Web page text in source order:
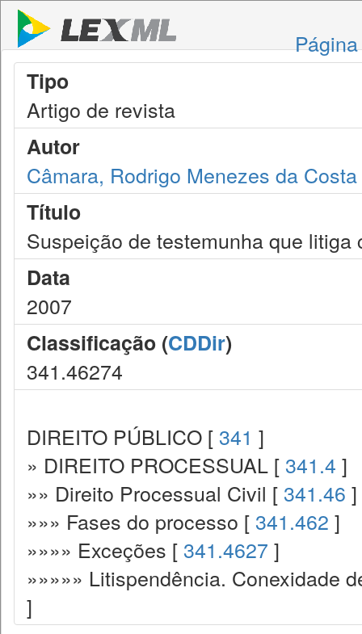
Tipo
Artigo de revista
Autor
Câmara, Rodrigo Menezes da Costa
Título
Suspeição de testemunha que
Data
2007
Classificação (CDDir)
341.46274
DIREITO PÚBLICO [ 341 ]
» DIREITO PROCESSUAL [ 341.4 ]
»» Direito Processual Civil [ 341.46 ]
»»» Fases do processo [ 341.462 ]
»»»» Exceções [ 341.4627 ]
»»»»» Litispendência. Conexidade
]